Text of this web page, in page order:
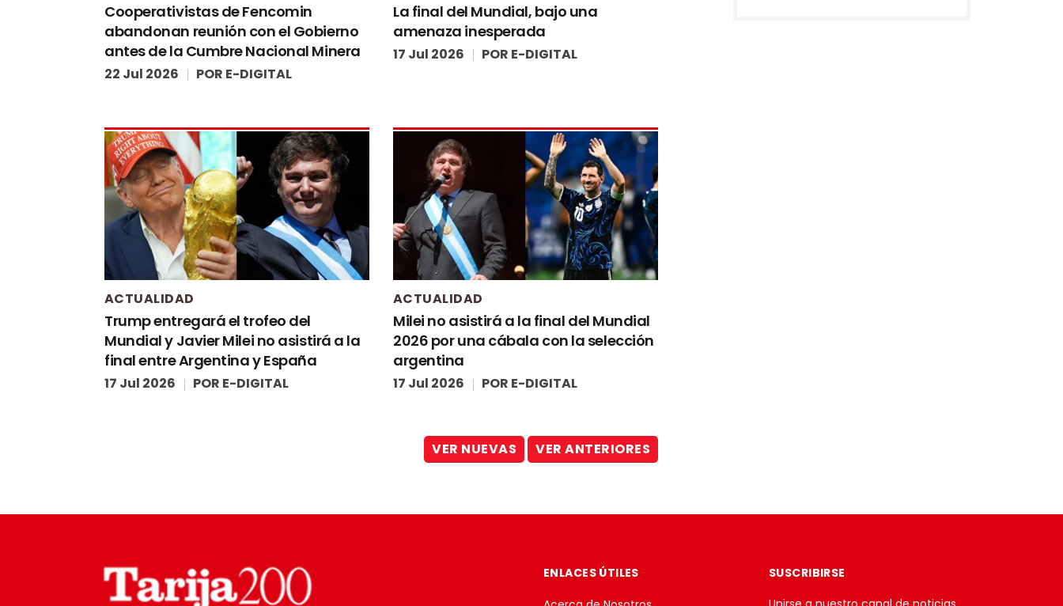
Cooperativistas de Fencomin
abandonan reunión con el Gobierno
antes de la Cumbre Nacional Minera
22 Jul 2026 POR E-DIGITAL
La final del Mundial, bajo una
amenaza inesperada
17 Jul 2026 POR E-DIGITAL
ACTUALIDAD
Trump entregará el trofeo del
Mundial y Javier Milei no asistirá a la
final entre Argentina y España
17 Jul 2026 POR E-DIGITAL
ACTUALIDAD
Milei no asistirá a la final del Mundial
2026 por una cábala con la selección
argentina
17 Jul 2026 POR E-DIGITAL
VER NUEVAS VER ANTERIORES
ENLACES ÚTILES
SUSCRIBIRSE